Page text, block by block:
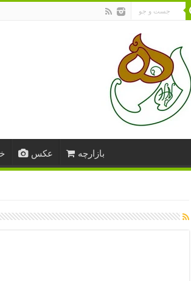
عکس بازارچه